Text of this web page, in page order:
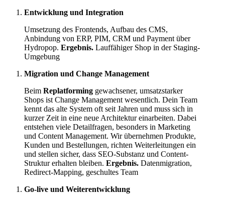
Entwicklung und Integration
Umsetzung des Frontends, Aufbau des CMS,
Anbindung von ERP, PIM, CRM und Payment über
Hydropop. Ergebnis. Lauffähiger Shop in der Staging-
Umgebung
Migration und Change Management
Beim Replatforming gewachsener, umsatzstarker
Shops ist Change Management wesentlich. Dein Team
kennt das alte System oft seit Jahren und muss sich in
kurzer Zeit in eine neue Architektur einarbeiten. Dabei
entstehen viele Detailfragen, besonders in Marketing
und Content Management. Wir übernehmen Produkte,
Kunden und Bestellungen, richten Weiterleitungen ein
und stellen sicher, dass SEO-Substanz und Content-
Struktur erhalten bleiben. Ergebnis. Datenmigration,
Redirect-Mapping, geschultes Team
Go-live und Weiterentwicklung